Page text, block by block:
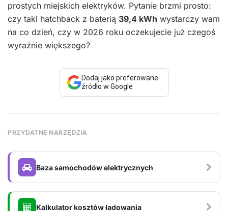
prostych miejskich elektryków. Pytanie brzmi prosto:
czy taki hatchback z baterią 39,4 kWh wystarczy wam
na co dzień, czy w 2026 roku oczekujecie już czegoś
wyraźnie większego?
Dodaj jako preferowane
źródło w Google
PRZYDATNE NARZĘDZIA
Baza samochodów elektrycznych
Kalkulator kosztów ładowania